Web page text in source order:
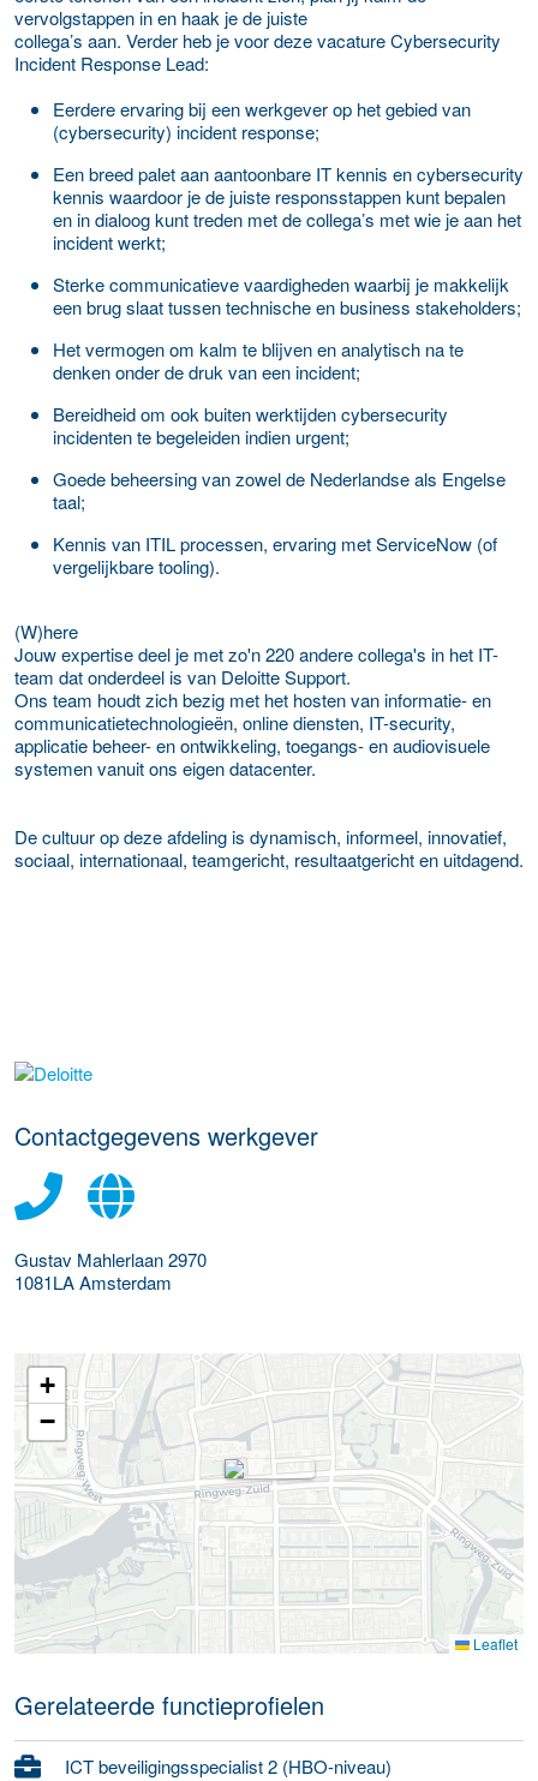
vervolgstappen in en haak je de juiste
collega’s aan. Verder heb je voor deze vacature Cybersecurity
Incident Response Lead:
Eerdere ervaring bij een werkgever op het gebied van
(cybersecurity) incident response;
Een breed palet aan aantoonbare IT kennis en cybersecurity
kennis waardoor je de juiste responsstappen kunt bepalen
en in dialoog kunt treden met de collega’s met wie je aan het
incident werkt;
Sterke communicatieve vaardigheden waarbij je makkelijk
een brug slaat tussen technische en business stakeholders;
Het vermogen om kalm te blijven en analytisch na te
denken onder de druk van een incident;
Bereidheid om ook buiten werktijden cybersecurity
incidenten te begeleiden indien urgent;
Goede beheersing van zowel de Nederlandse als Engelse
taal;
Kennis van ITIL processen, ervaring met ServiceNow (of
vergelijkbare tooling).
(W)here
Jouw expertise deel je met zo'n 220 andere collega's in het IT-
team dat onderdeel is van Deloitte Support.
Ons team houdt zich bezig met het hosten van informatie- en
communicatietechnologieën, online diensten, IT-security,
applicatie beheer- en ontwikkeling, toegangs- en audiovisuele
systemen vanuit ons eigen datacenter.
De cultuur op deze afdeling is dynamisch, informeel, innovatief,
sociaal, internationaal, teamgericht, resultaatgericht en uitdagend.
Meer werkgever details
Contactgegevens werkgever
Gustav Mahlerlaan 2970
1081LAAmsterdam
+
−
Leaflet
Gerelateerde functieprofielen
ICT beveiligingsspecialist 2 (HBO-niveau)